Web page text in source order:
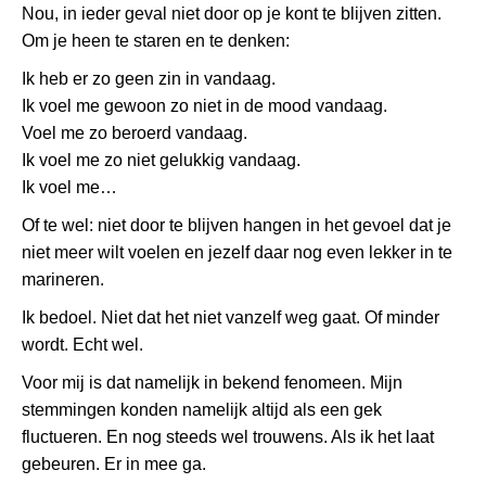
Nou, in ieder geval niet door op je kont te blijven zitten.
Om je heen te staren en te denken:
Ik heb er zo geen zin in vandaag.
Ik voel me gewoon zo niet in de mood vandaag.
Voel me zo beroerd vandaag.
Ik voel me zo niet gelukkig vandaag.
Ik voel me…
Of te wel: niet door te blijven hangen in het gevoel dat je
niet meer wilt voelen en jezelf daar nog even lekker in te
marineren.
Ik bedoel. Niet dat het niet vanzelf weg gaat. Of minder
wordt. Echt wel.
Voor mij is dat namelijk in bekend fenomeen. Mijn
stemmingen konden namelijk altijd als een gek
fluctueren. En nog steeds wel trouwens. Als ik het laat
gebeuren. Er in mee ga.